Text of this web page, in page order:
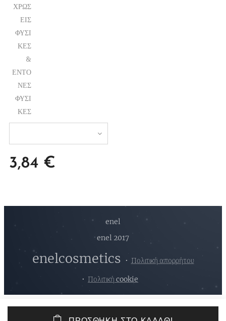
ΧΡΩΣ
ΕΙΣ
ΦΥΣΙ
ΚΕΣ
&
ΕΝΤΟ
ΝΕΣ
ΦΥΣΙ
ΚΕΣ
3,84 €
enel
enel 2017
enelcosmetics Πολιτική απορρήτου
Πολιτική cookie